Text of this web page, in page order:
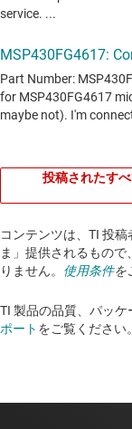
投稿されたす
コンテンツは、TI 投
ま」提供されるもの
りません。 使用条件を
TI 製品の品質、パッケ
ポート をご覧ください。​​​​​​​​​​​​​​